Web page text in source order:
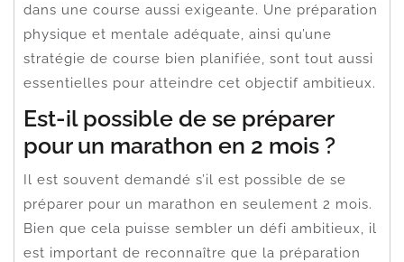
dans une course aussi exigeante. Une préparation
physique et mentale adéquate, ainsi qu’une
stratégie de course bien planifiée, sont tout aussi
essentielles pour atteindre cet objectif ambitieux.
Est-il possible de se préparer
pour un marathon en 2 mois ?
Il est souvent demandé s’il est possible de se
préparer pour un marathon en seulement 2 mois.
Bien que cela puisse sembler un défi ambitieux, il
est important de reconnaître que la préparation